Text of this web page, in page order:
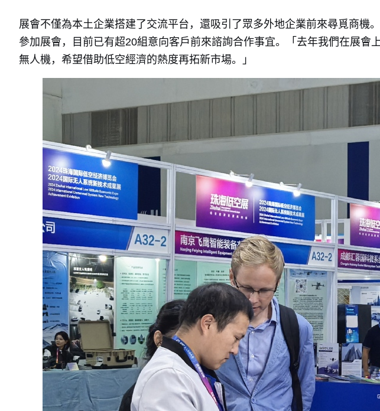
展會不僅為本土企業搭建了交流平台，還吸引了眾多外地企業前來尋覓商
參加展會，目前已有超20組意向客戶前來諮詢合作事宜。「去年我們在展
無人機，希望借助低空經濟的熱度再拓新市場。」